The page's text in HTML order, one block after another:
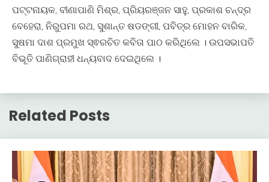
ପଟ୍ଟନାୟକ, ବୀଣାପାଣି ମିଶ୍ର, ପ୍ରିୟରଞ୍ଜନ ସାହୁ, ପ୍ରକାଶ ଚନ୍ଦ୍ର
ବେହେରା, ନିରୁପମା ରଥ, ସୁଶାନ୍ତ ଷଡଙ୍ଗୀ, ପବିତ୍ର ମୋହନ ବାରିକ,
ସୁଷମା ଦାଶ ପ୍ରମୁଖ ସ୍ଵରଚିତ କବିତା ପାଠ କରିଥିଲେ । ଉପସଭାପତି
ବିଭୂତି ପାଣିଗ୍ରାହୀ ଧନ୍ୟବାଦ ଦେଇଥିଲେ ।
Related Posts